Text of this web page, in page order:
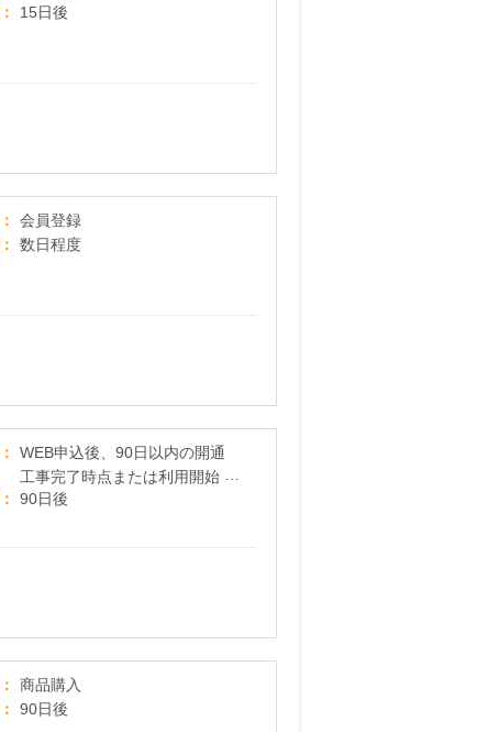
15日後
会員登録
数日程度
WEB申込後、90日以内の開通
工事完了時点または利用開始 新
規／転用／事業者変更が対象
90日後
商品購入
90日後